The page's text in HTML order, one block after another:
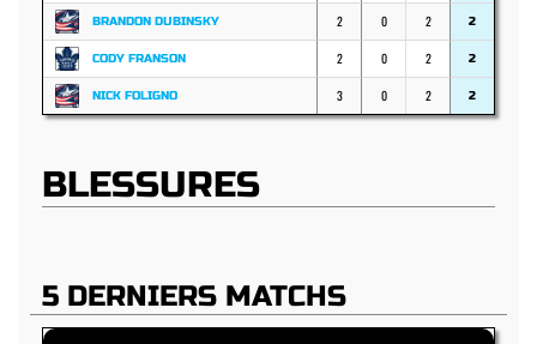
BRANDON DUBINSKY 2 0 2 2
CODY FRANSON 2 0 2 2
NICK FOLIGNO 3 0 2 2
BLESSURES
5 DERNIERS MATCHS